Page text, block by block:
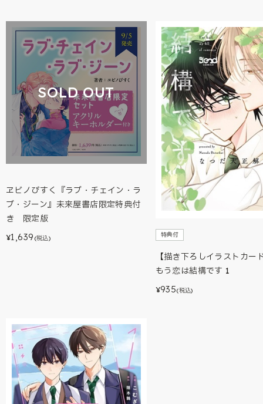
SOLD OUT
ヱビノびすく『ラブ・チェイン・ラ
ブ・ジーン』未来屋書店限定特典付
き 限定版
¥1,639 (税込) 特典付
【描き下ろしイラストカー
もう恋は結構です 1
¥935(税込)